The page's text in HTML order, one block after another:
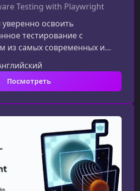
Testing with Playwright
освоить
тестирование с
из самых современных и
для
Этот практический курс
погружения: вы будете
и разберёте ключевые
без использования
в этом курсеКурс
аспекты
с Playwrigh
Посмотреть